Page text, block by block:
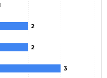
2
2
3